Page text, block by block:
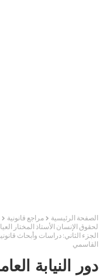
الصفحة الرئيسية مراجع قانونية
لحقوق الإنسان الأستاذ المختار
الجزء الثاني: دراسات وأبحاث
القاسمي
دور النيابة